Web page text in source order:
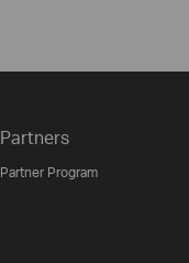
Partners
Partner Program